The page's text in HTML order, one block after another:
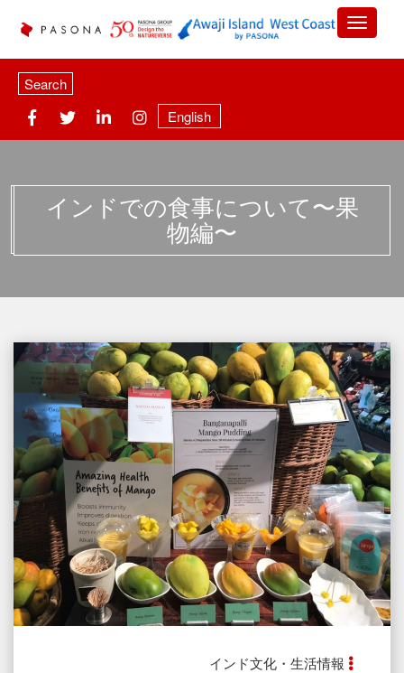
Search
English
インドでの食事について〜果
物編〜
インド文化・生活情報